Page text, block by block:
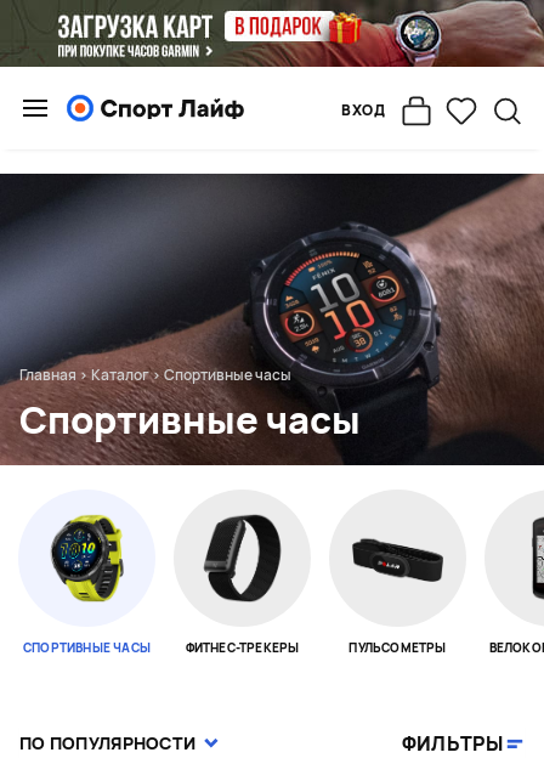
ВХОД
Главная >Каталог>Спортивные часы
Спортивные часы
СПОРТИВНЫЕ ЧАСЫ ФИТНЕС-ТРЕКЕРЫ ПУЛЬСОМЕТРЫ
ПО ПОПУЛЯРНОСТИ ФИЛЬТРЫ